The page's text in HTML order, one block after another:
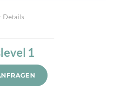
geknüpft
Details
1